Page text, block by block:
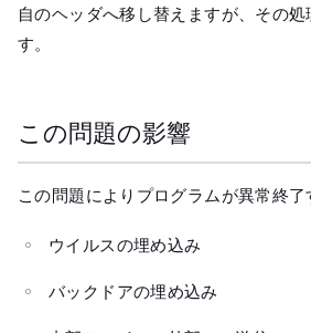
自のヘッダへ移し替えますが、その
す。
この問題の影響
この問題によりプログラムが異常終了
ウイルスの埋め込み
バックドアの埋め込み